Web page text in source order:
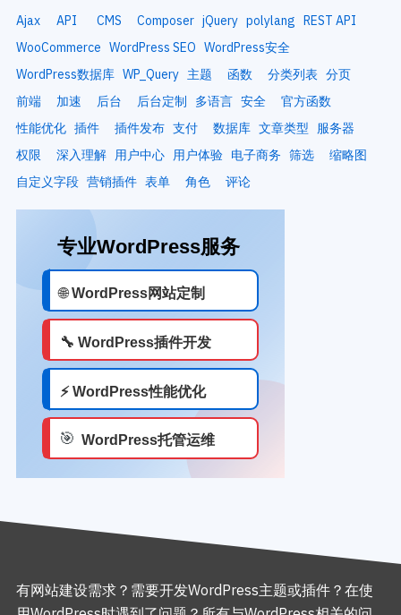
Ajax API CMS Composer jQuery polylang REST API
WooCommerce WordPress SEO WordPress安全
WordPress数据库 WP_Query 主题 函数 分类列表 分页
前端
加速 后台 后台定制 多语言 安全
官方函数
性能优化 插件 插件发布 支付 数据库 文章类型
服务器
权限
深入理解 用户中心 用户体验 电子商务 筛选
缩略图
自定义字段 营销插件 表单 角色 评论
有网站建设需求？需要开发WordPress主题或插件？在使